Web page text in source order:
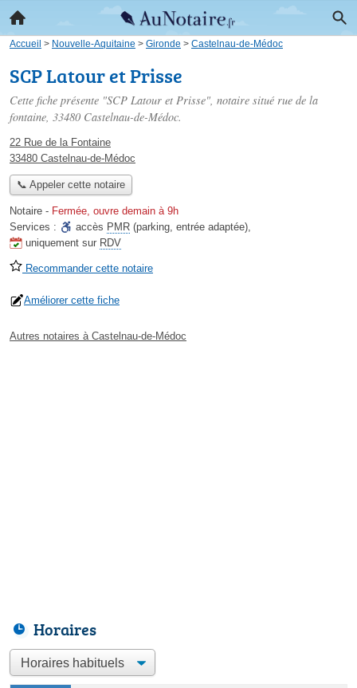
Accueil > Nouvelle-Aquitaine > Gironde > Castelnau-de-Médoc
SCP Latour et Prisse
Cette fiche présente "SCP Latour et Prisse", notaire situé rue de la
fontaine, 33480 Castelnau-de-Médoc.
22 Rue de la Fontaine
33480 Castelnau-de-Médoc
📞 Appeler cette notaire
Notaire - Fermée, ouvre demain à 9h
Services :
accès PMR (parking, entrée adaptée),
uniquement sur RDV
Recommander cette notaire
Améliorer cette fiche
Autres notaires à Castelnau-de-Médoc
Horaires